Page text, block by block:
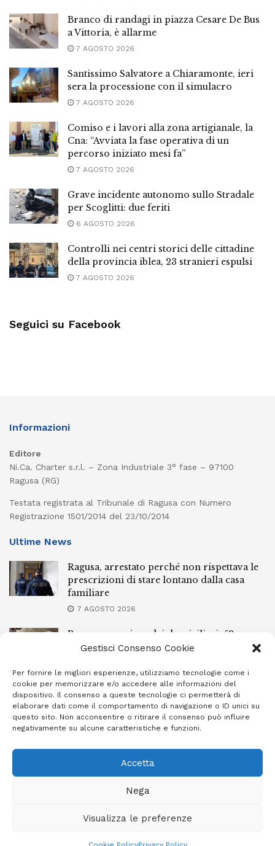
Gestisci Consenso Cookie
Per fornire le migliori esperienze, utilizziamo tecnologie come i
cookie per memorizzare e/o accedere alle informazioni del
dispositivo. Il consenso a queste tecnologie ci permetterà di
elaborare dati come il comportamento di navigazione o ID unici su
questo sito. Non acconsentire o ritirare il consenso può influire
negativamente su alcune caratteristiche e funzioni.
Accetta
Nega
Visualizza le preferenze
Branco di randagi in piazza Cesare De Bus
a Vittoria, è allarme
7 AGOSTO 2026
Santissimo Salvatore a Chiaramonte, ieri
sera la processione con il simulacro
7 AGOSTO 2026
Comiso e i lavori alla zona artigianale, la
Cna: “Avviata la fase operativa di un
percorso iniziato mesi fa”
7 AGOSTO 2026
Grave incidente autonomo sullo Stradale
per Scoglitti: due feriti
6 AGOSTO 2026
Controlli nei centri storici delle cittadine
della provincia iblea, 23 stranieri espulsi
7 AGOSTO 2026
Seguici su Facebook
Informazioni
Editore
Ni.Ca. Charter s.r.l. – Zona Industriale 3° fase – 97100
Ragusa (RG)
Testata registrata al Tribunale di Ragusa con Numero
Registrazione 1501/2014 del 23/10/2014
Ultime News
Ragusa, arrestato perché non rispettava le
prescrizioni di stare lontano dalla casa
familiare
7 AGOSTO 2026
Ragusa, spacciava dai domiciliari: 52enne
finisce in carcere
Incendi a Modica, torna in libertà il
marocchino di 23 anni
7 AGOSTO 2026
Giornale Ibleo © 2023 - Powered byStudio Greco - Consulenza